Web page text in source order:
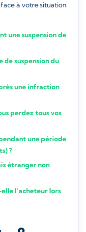
à votre situation
une suspension de
suspension du
une infraction
perdez tous vos
une période
?
étranger non
l’acheteur lors